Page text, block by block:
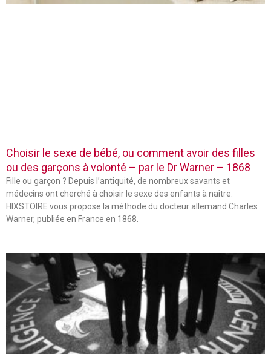
Choisir le sexe de bébé, ou comment avoir des filles
ou des garçons à volonté – par le Dr Warner – 1868
Fille ou garçon ? Depuis l’antiquité, de nombreux savants et
médecins ont cherché à choisir le sexe des enfants à naître.
HIXSTOIRE vous propose la méthode du docteur allemand Charles
Warner, publiée en France en 1868.